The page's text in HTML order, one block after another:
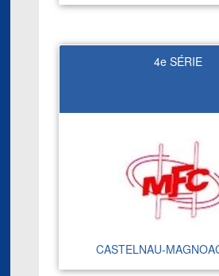
4e SÉRIE
CASTELNAU-